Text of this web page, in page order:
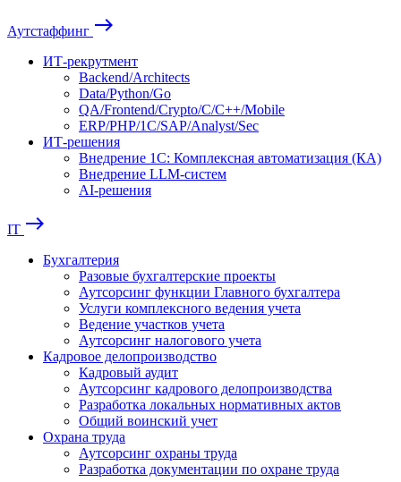
Аутстаффинг east
ИТ-рекрутмент
Backend/Architects
Data/Python/Go
QA/Frontend/Crypto/C/C++/Mobile
ERP/PHP/1C/SAP/Analyst/Sec
ИТ-решения
Внедрение 1С: Комплексная автоматизация (КА)
Внедрение LLM-систем
AI-решения
IT east
Бухгалтерия
Разовые бухгалтерские проекты
Аутсорсинг функции Главного бухгалтера
Услуги комплексного ведения учета
Ведение участков учета
Аутсорсинг налогового учета
Кадровое делопроизводство
Кадровый аудит
Аутсорсинг кадрового делопроизводства
Разработка локальных нормативных актов
Общий воинский учет
Охрана труда
Аутсорсинг охраны труда
Разработка документации по охране труда